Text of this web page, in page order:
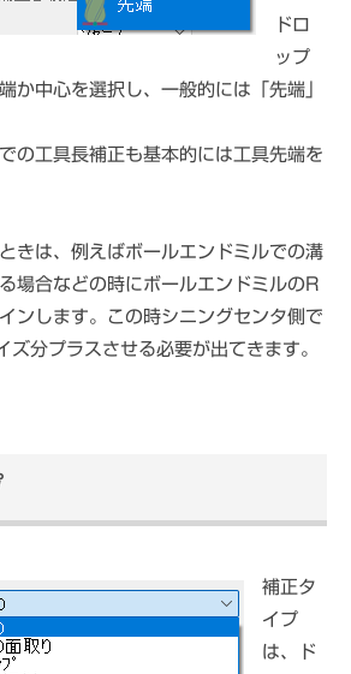
ドロ
ップ
か中心を選択し、一般的には「先端」
の工具長補正も基本的には工具先端を
きは、例えばボールエンドミルでの溝
場合などの時にボールエンドミルのR
ンします。この時シニングセンタ側で
ズ分プラスさせる必要が出てきます。
補正タ
イプ
は、ド